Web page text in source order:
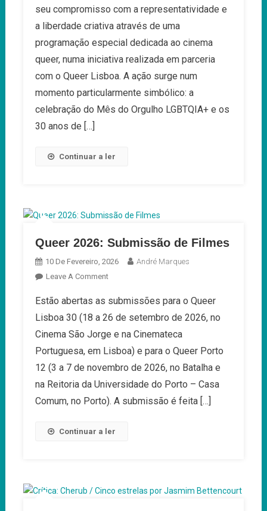
A
Filmin
Cinema
Queer
Em
Parceria
Queer
seu compromisso com a representatividade e
a liberdade criativa através de uma
programação especial dedicada ao cinema
queer, numa iniciativa realizada em parceria
com o Queer Lisboa. A ação surge num
momento particularmente simbólico: a
celebração do Mês do Orgulho LGBTQIA+ e os
30 anos de […]
Continuar a ler
Queer 2026: Submissão de Filmes
10 De Fevereiro, 2026
André Marques
Leave A CommentOn
2026:
Submissão
De
Estão abertas as submissões para o Queer
Lisboa 30 (18 a 26 de setembro de 2026, no
Cinema São Jorge e na Cinemateca
Portuguesa, em Lisboa) e para o Queer Porto
12 (3 a 7 de novembro de 2026, no Batalha e
na Reitoria da Universidade do Porto – Casa
Comum, no Porto). A submissão é feita […]
Continuar a ler